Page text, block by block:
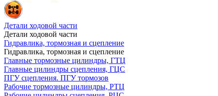
Детали ходовой части
Детали ходовой части
Гидравлика, тормозная и сцепление
Гидравлика, тормозная и сцепление
Главные тормозные цилиндры, ГТЦ
Главные цилиндры сцепления, ГЦС
ПГУ сцепления. ПГУ тормозов
Рабочие тормозные цилиндры, РТЦ